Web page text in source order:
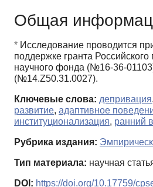
Общая
* Исследование проводится
поддержке гранта Российского
научного фонда (№16-36-
(№14.Z50.31.0027).
Ключевые слова: депривация,
развитие, адаптивное
институционализация, ранний
Рубрика издания:
Тип материала: научная
DOI: https://doi.org/10.17759/